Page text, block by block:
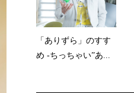
「ありずら」のすす
め -ちっちゃい”あ...